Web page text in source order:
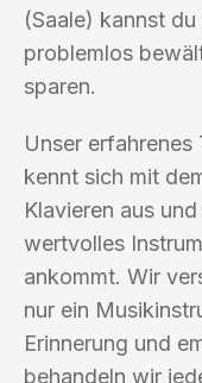
(Saale) kannst
problemlos
sparen.
Unser
kennt sich mit
Klavieren aus
wertvolles
ankommt. Wir
nur ein
Erinnerung und
behandeln wir